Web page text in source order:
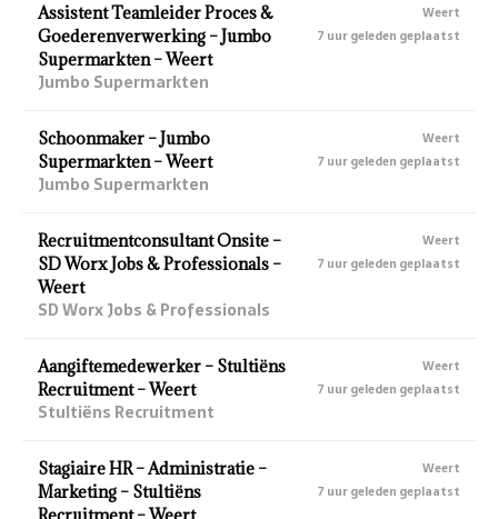
Assistent Teamleider Proces &
Goederenverwerking – Jumbo
Supermarkten – Weert
Jumbo Supermarkten
Weert
7 uur geleden geplaatst
Schoonmaker – Jumbo
Supermarkten – Weert
Jumbo Supermarkten
Weert
7 uur geleden geplaatst
Recruitmentconsultant Onsite –
SD Worx Jobs & Professionals –
Weert
SD Worx Jobs & Professionals
Weert
7 uur geleden geplaatst
Aangiftemedewerker – Stultiëns
Recruitment – Weert
Stultiëns Recruitment
Weert
7 uur geleden geplaatst
Stagiaire HR – Administratie –
Marketing – Stultiëns
Recruitment – Weert
Weert
7 uur geleden geplaatst